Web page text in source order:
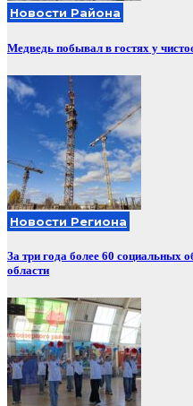
Новости Района
Медведь побывал в гостях у
Новости Региона
За три года более 60 социальных
области